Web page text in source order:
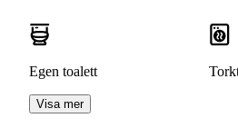
Egen toalett
Visa mer